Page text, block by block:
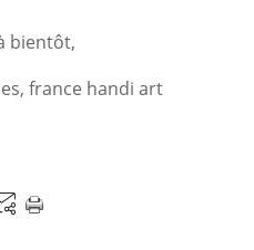
bientôt,
france handi art